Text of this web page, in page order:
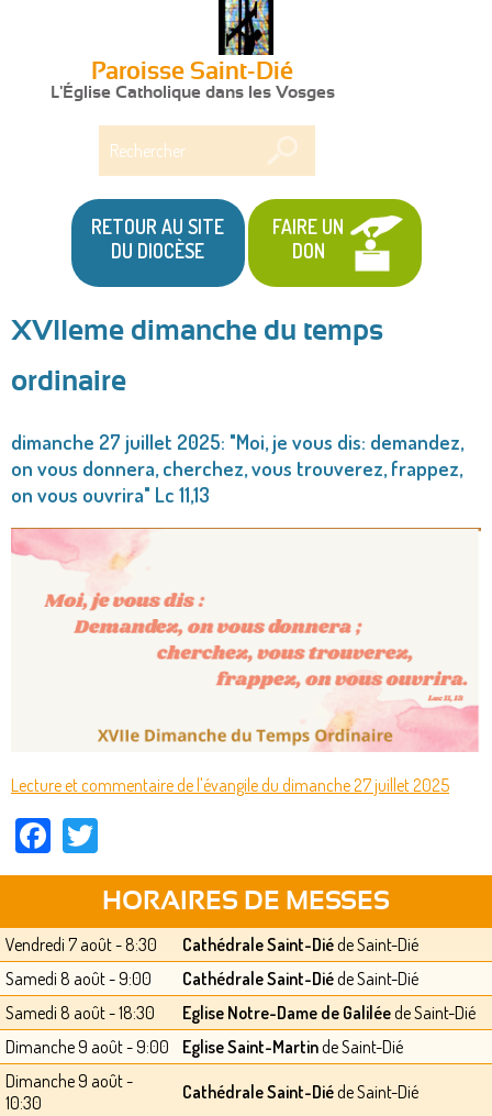
Paroisse Saint-Dié
L'Église Catholique dans les Vosges
RETOUR AU SITE
DU DIOCÈSE
FAIRE UN
DON
êtes
ici
XVIIeme dimanche du temps
ordinaire
dimanche 27 juillet 2025: "Moi, je vous dis: demandez,
on vous donnera, cherchez, vous trouverez, frappez,
on vous ouvrira" Lc 11,13
Lecture et commentaire de l'évangile du dimanche 27 juillet 2025
Facebook
HORAIRES DE MESSES
Vendredi 7 août - 8:30 Cathédrale Saint-Diéde Saint-Dié
Samedi 8 août - 9:00
Cathédrale Saint-Diéde Saint-Dié
Samedi 8 août - 18:30
Eglise Notre-Dame de Galiléede Saint-Dié
Dimanche 9 août - 9:00
Eglise Saint-Martinde Saint-Dié
Dimanche 9 août -
10:30
Cathédrale Saint-Diéde Saint-Dié